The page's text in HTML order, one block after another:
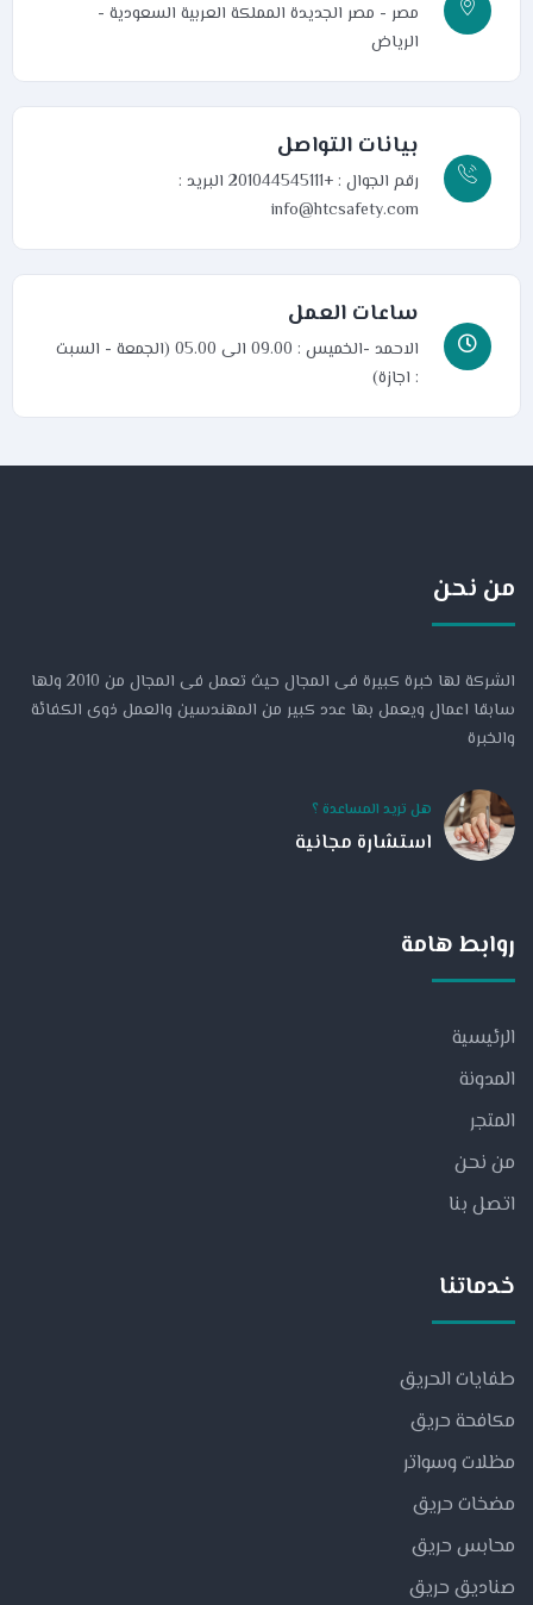
مصر - مصر الجديدة المملكة العربية السعودية -
الرياض
بيانات التواصل
رقم الجوال : +201044545111
البريد :
info@htcsafety.com
ساعات العمل
الاحمد -الخميس : 09.00 الى 05.00 (الجمعة - السبت
: اجازة)
من نحن
الشركة لها خبرة كبيرة فى المجال حيث تعمل فى المجال من 2010 ولها
سابقا اعمال ويعمل بها عدد كبير من المهندسين والعمل ذوى الكفائة
والخبرة
هل تريد المساعدة ؟
استشارة مجانية
روابط هامة
الرئيسية
المدونة
المتجر
من نحن
اتصل بنا
خدماتنا
طفايات الحريق
مكافحة حريق
مظلات وسواتر
مضخات حريق
محابس حريق
صناديق حريق